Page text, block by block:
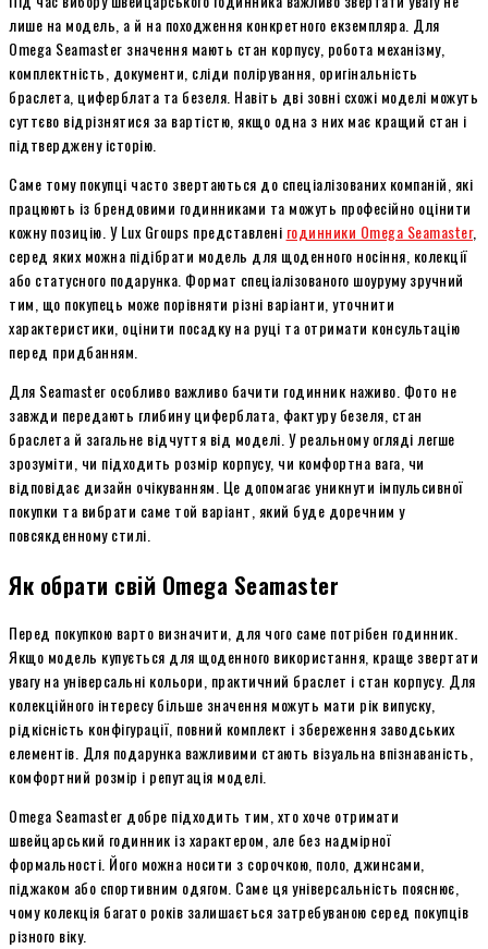
лише на модель, а й на походження конкретного екземпляра. Для
Omega Seamaster значення мають стан корпусу, робота механізму,
комплектність, документи, сліди полірування, оригінальність
браслета, циферблата та безеля. Навіть дві зовні схожі моделі можуть
суттєво відрізнятися за вартістю, якщо одна з них має кращий стан і
підтверджену історію.
Саме тому покупці часто звертаються до спеціалізованих компаній, які
працюють із брендовими годинниками та можуть професійно оцінити
кожну позицію. У Lux Groups представлені годинники Omega Seamaster,
серед яких можна підібрати модель для щоденного носіння, колекції
або статусного подарунка. Формат спеціалізованого шоуруму зручний
тим, що покупець може порівняти різні варіанти, уточнити
характеристики, оцінити посадку на руці та отримати консультацію
перед придбанням.
Для Seamaster особливо важливо бачити годинник наживо. Фото не
завжди передають глибину циферблата, фактуру безеля, стан
браслета й загальне відчуття від моделі. У реальному огляді легше
зрозуміти, чи підходить розмір корпусу, чи комфортна вага, чи
відповідає дизайн очікуванням. Це допомагає уникнути імпульсивної
покупки та вибрати саме той варіант, який буде доречним у
повсякденному стилі.
Як обрати свій Omega Seamaster
Перед покупкою варто визначити, для чого саме потрібен годинник.
Якщо модель купується для щоденного використання, краще звертати
увагу на універсальні кольори, практичний браслет і стан корпусу. Для
колекційного інтересу більше значення можуть мати рік випуску,
рідкісність конфігурації, повний комплект і збереження заводських
елементів. Для подарунка важливими стають візуальна впізнаваність,
комфортний розмір і репутація моделі.
Omega Seamaster добре підходить тим, хто хоче отримати
швейцарський годинник із характером, але без надмірної
формальності. Його можна носити з сорочкою, поло, джинсами,
піджаком або спортивним одягом. Саме ця універсальність пояснює,
чому колекція багато років залишається затребуваною серед покупців
різного віку.